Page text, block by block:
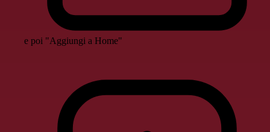
e poi "Aggiungi a Home"